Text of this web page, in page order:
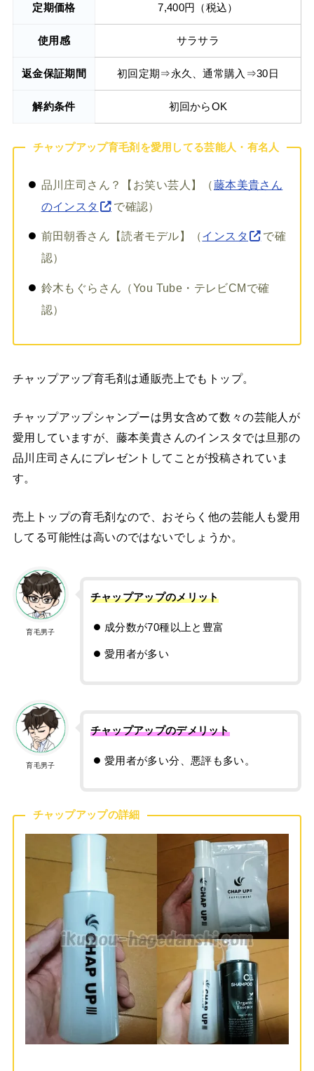
定期価格 7,400円（税込）
使用感 サラサラ
返金保証期間 初回定期⇒永久、通常購入⇒30日
解約条件 初回からOK
チャップアップ育毛剤を愛用してる芸能人・有名人
品川庄司さん？【お笑い芸人】（藤本美貴さん
のインスタ
で確認）
前田朝香さん【読者モデル】（インスタ
で確
認）
鈴木もぐらさん（You Tube・テレビCMで確
認）
チャップアップ育毛剤は通販売上でもトップ。
チャップアップシャンプーは男女含めて数々の芸能人が
愛用していますが、藤本美貴さんのインスタでは旦那の
品川庄司さんにプレゼントしてことが投稿されていま
す。
売上トップの育毛剤なので、おそらく他の芸能人も愛用
してる可能性は高いのではないでしょうか。
育毛男子
チャップアップのメリット
成分数が70種以上と豊富
愛用者が多い
育毛男子
チャップアップのデメリット
愛用者が多い分、悪評も多い。
チャップアップの詳細